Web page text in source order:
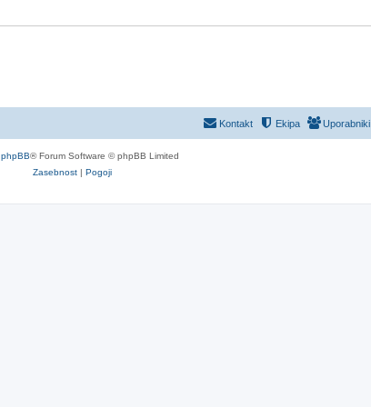
Uporabniki
Ekipa
Kontakt
phpBB® Forum Software © phpBB Limited
Zasebnost| Pogoji